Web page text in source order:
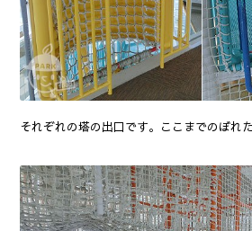
それぞれの塔の出口です。ここまでのぼれ